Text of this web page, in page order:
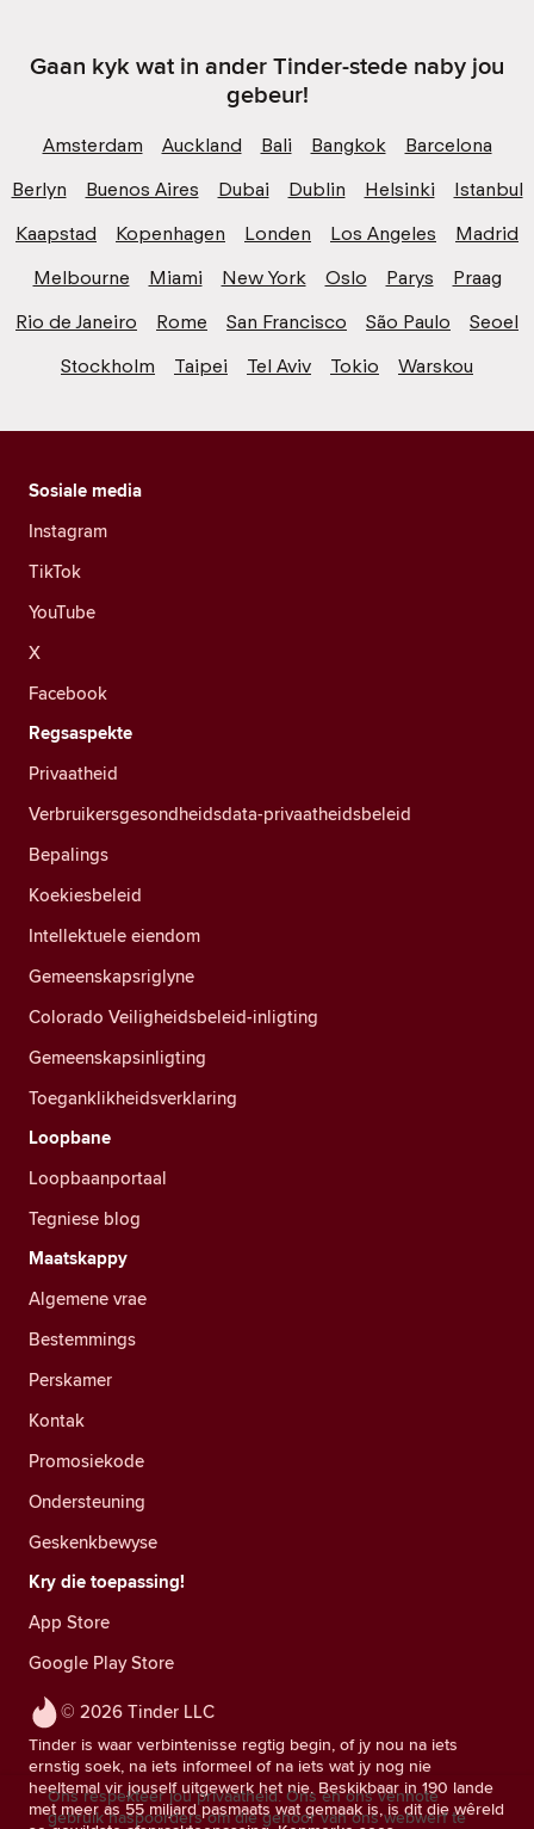
Gaan kyk wat in ander Tinder-stede naby jou
gebeur!
Amsterdam Auckland Bali Bangkok
Barcelona
Berlyn
Buenos Aires Dubai Dublin Helsinki
Istanbul
Kaapstad
Kopenhagen Londen Los Angeles
Madrid
Melbourne
Miami New York Oslo Parys
Praag
Rio de Janeiro
Rome San Francisco São Paulo
Seoel
Stockholm
Taipei Tel Aviv Tokio Warskou
© 2026 Tinder LLC
Tinder is waar verbintenisse regtig begin, of jy nou na iets
ernstig soek, na iets informeel of na iets wat jy nog nie
heeltemal vir jouself uitgewerk het nie. Beskikbaar in 190 lande
met meer as 55 miljard pasmaats wat gemaak is, is dit die wêreld
Sosiale media
Instagram
TikTok
YouTube
X
Facebook
Regsaspekte
Privaatheid
Verbruikersgesondheidsdata-privaatheidsbeleid
Bepalings
Koekiesbeleid
Intellektuele eiendom
Gemeenskapsriglyne
Colorado Veiligheidsbeleid-inligting
Gemeenskapsinligting
Toeganklikheidsverklaring
Loopbane
Loopbaanportaal
Tegniese blog
Maatskappy
Algemene vrae
Bestemmings
Perskamer
Kontak
Promosiekode
Ondersteuning
Geskenkbewyse
Kry die toepassing!
App Store
Google Play Store
Ons respekteer jou privaatheid. Ons en ons vennote
gebruik naspoorders om die gehoor van ons webwerf te